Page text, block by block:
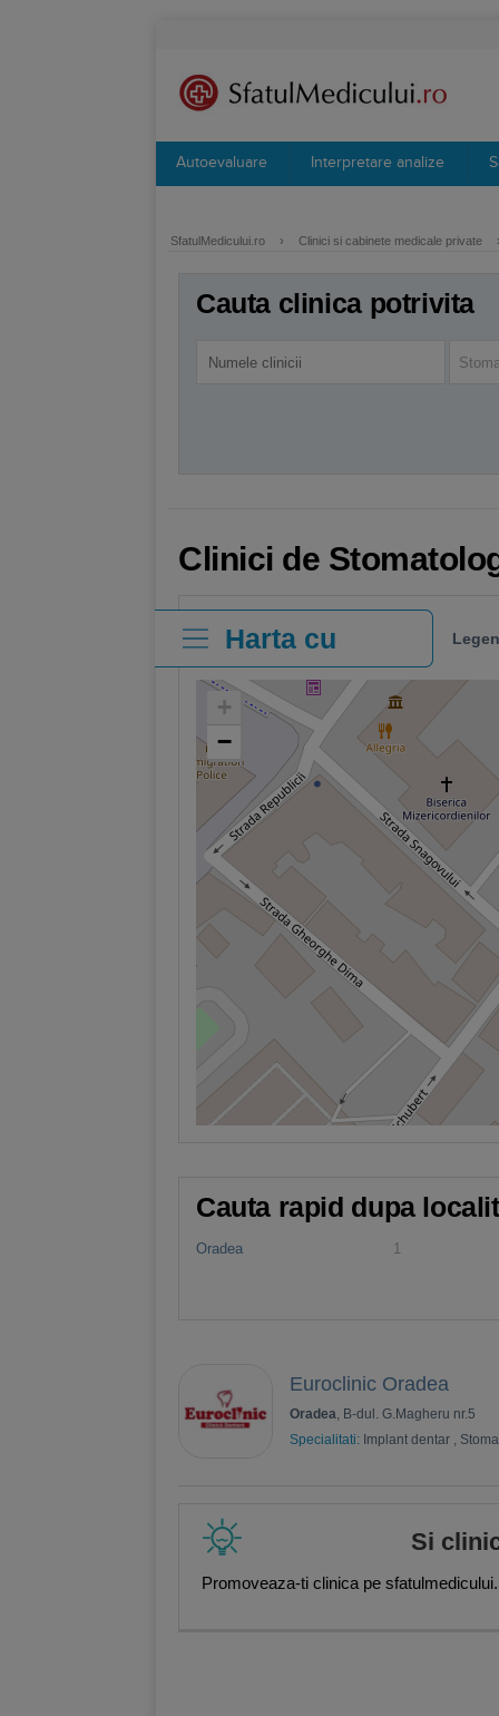
Autoevaluare Interpretare analize
SfatulMedicului.ro › Clinici si cabinete medicale private
Cauta clinica potrivita
Clinici de
Harta cu
clinici
+
−
Cauta rapid dupa
Oradea 1
Euroclinic Oradea
Oradea, B-dul. G.Magheru nr.5
Specialitati: Implant dentar ,
Si
Promoveaza-ti clinica pe